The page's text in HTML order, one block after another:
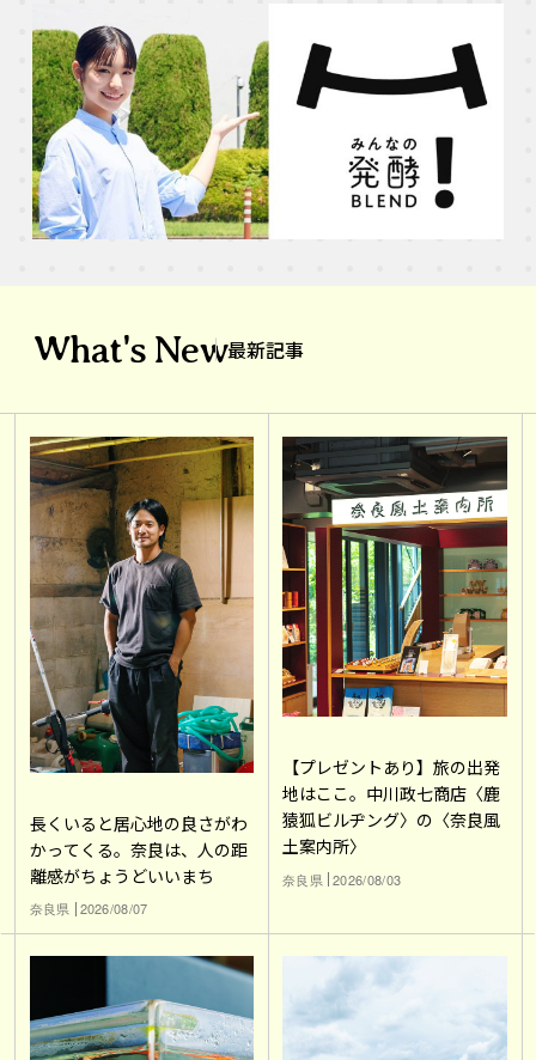
What's New最新記事
長くいると居心地の良さがわ
かってくる。奈良は、人の距
離感がちょうどいいまち
奈良県 2026/08/07
【プレゼントあり】旅の出発
地はここ。中川政七商店〈鹿
猿狐ビルヂング〉の〈奈良風
土案内所〉
奈良県 2026/08/03